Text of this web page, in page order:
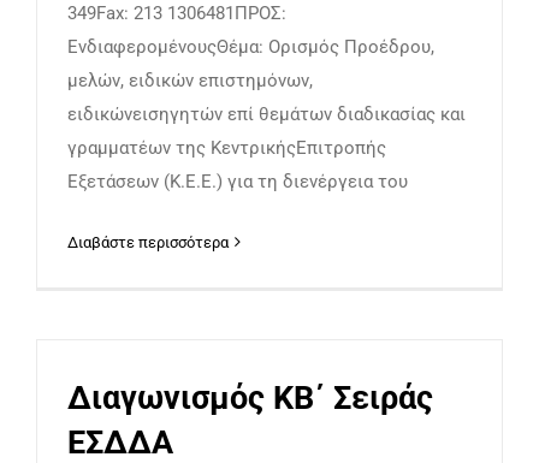
349Fax: 213 1306481ΠΡΟΣ:
ΕνδιαφερομένουςΘέμα: Ορισμός Προέδρου,
μελών, ειδικών επιστημόνων,
ειδικώνεισηγητών επί θεμάτων διαδικασίας και
γραμματέων της ΚεντρικήςΕπιτροπής
Εξετάσεων (Κ.Ε.Ε.) για τη διενέργεια του
Διαβάστε περισσότερα
Διαγωνισμός ΚΒ΄ Σειράς
ΕΣΔΔΑ